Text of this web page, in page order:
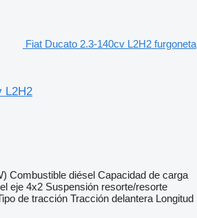
Fiat Ducato 2.3-140cv L2H2 furgoneta
L2H2
Combustible diésel Capacidad de carga
eje 4x2 Suspensión resorte/resorte
de tracción Tracción delantera Longitud